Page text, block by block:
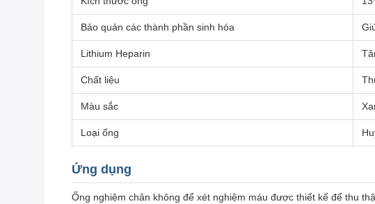
Bảo quản các thành phần sinh hóa
Lithium Heparin
Chất liệu
Màu sắc
Loại ống
Ứng dụng
Ống nghiệm chân không để xét nghiệm máu được thiết kế để thu